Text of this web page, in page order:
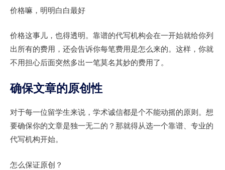
价格嘛，明明白白最好
价格这事儿，也得透明。靠谱的代写机构会在一开始就给你列
出所有的费用，还会告诉你每笔费用是怎么来的。这样，你就
不用担心后面突然多出一笔莫名其妙的费用了。
确保文章的原创性
对于每一位留学生来说，学术诚信都是个不能动摇的原则。想
要确保你的文章是独一无二的？那就得从选一个靠谱、专业的
代写机构开始。
怎么保证原创？